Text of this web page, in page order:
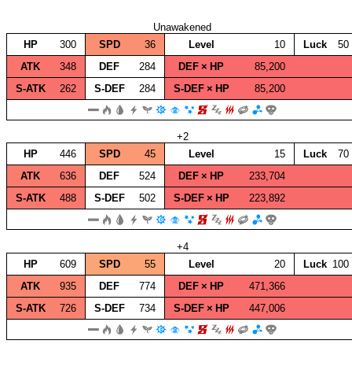
Unawakened
HP
300 SPD 36 Level 10 Luck
50
ATK
348 DEF 284 DEF × HP
85,200
S‑ATK
262 S‑DEF 284 S‑DEF × HP 85,200
+2
HP
446 SPD 45 Level 15 Luck
70
ATK
636 DEF 524 DEF × HP
233,704
S‑ATK
488 S‑DEF 502 S‑DEF × HP 223,892
+4
HP
609 SPD 55 Level 20 Luck 100
ATK
935 DEF 774 DEF × HP
471,366
S‑ATK
726 S‑DEF 734 S‑DEF × HP 447,006